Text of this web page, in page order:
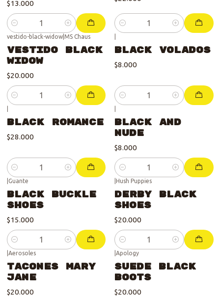
$13.000
Cantidad Cantidad
vestido-black-widow| MS Chaus
Vestido Black
Widow
$20.000
Cantidad
Black Volados
$8.000
Cantidad
Black Romance
$28.000
Cantidad
Black and
Nude
$8.000
Cantidad
Guante
Black Buckle
Shoes
$15.000
Cantidad
Hush Puppies
Derby Black
Shoes
$20.000
Cantidad
Aerosoles
Tacones Mary
Jane
$20.000
Apology
Suede Black
Boots
$20.000